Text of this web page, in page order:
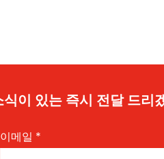
이 있는 즉시 전달 드리
이메일 *